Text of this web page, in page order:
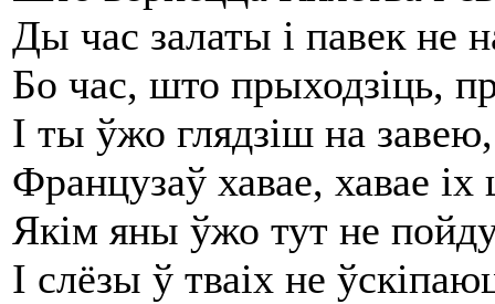
Ды час залаты і павек не
Бо час, што прыходзіць,
І ты ўжо глядзіш на
Французаў хавае, хавае
Якім яны ўжо тут не
І слёзы ў тваіх не